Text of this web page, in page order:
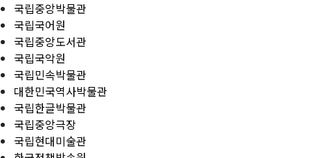
국립중앙박물관
국립국어원
국립중앙도서관
국립국악원
국립민속박물관
대한민국역사박물관
국립한글박물관
국립중앙극장
국립현대미술관